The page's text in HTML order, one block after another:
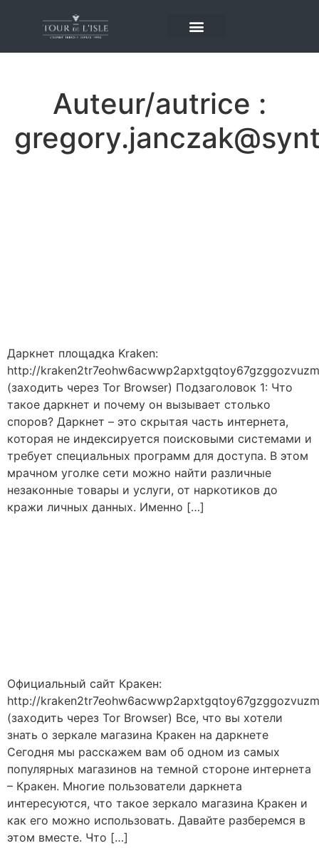
Auteur/autrice :
Даркнет площадка Kraken:
http://
(заходить через Tor Browser) Подзаголовок 1: Что
такое даркнет и почему он вызывает столько
споров? Даркнет – это скрытая часть интернета,
которая не индексируется поисковыми системами и
требует специальных программ для доступа. В этом
мрачном уголке сети можно найти различные
незаконные товары и услуги, от наркотиков до
кражи личных данных. Именно […]
Официальный сайт Кракен:
http://
(заходить через Tor Browser) Все, что вы хотели
знать о зеркале магазина Кракен на даркнете
Сегодня мы расскажем вам об одном из самых
популярных магазинов на темной стороне интернета
– Кракен. Многие пользователи даркнета
интересуются, что такое зеркало магазина Кракен и
как его можно использовать. Давайте разберемся в
этом вместе. Что […]